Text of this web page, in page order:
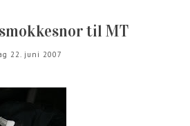
til MT
22. juni 2007